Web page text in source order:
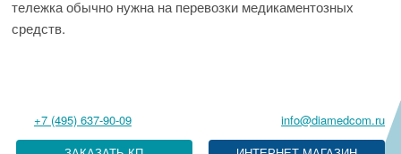
тележка обычно нужна на перевозки медикаментозных
средств.
+7 (495) 637-90-09
info@diamedcom.ru